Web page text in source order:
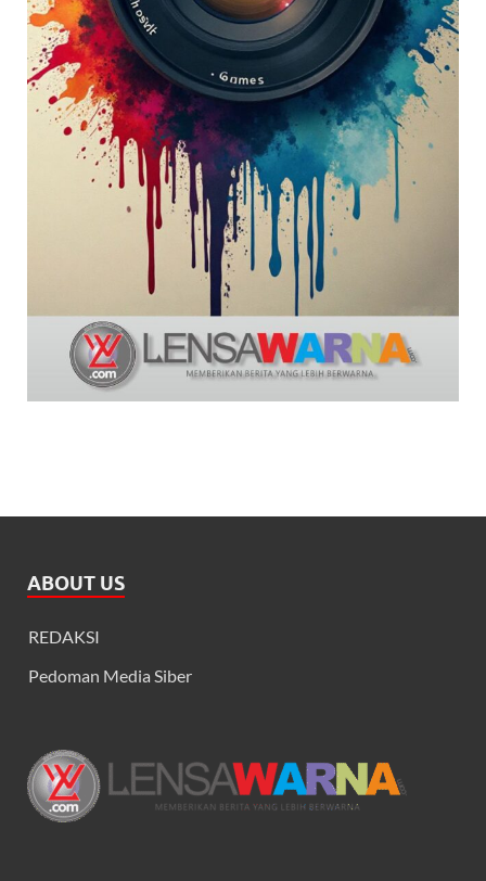
ABOUT US
REDAKSI
Pedoman Media Siber